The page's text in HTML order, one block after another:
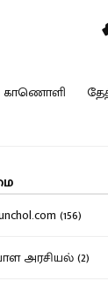
காணொளி
(156)
அரசியல் (2)